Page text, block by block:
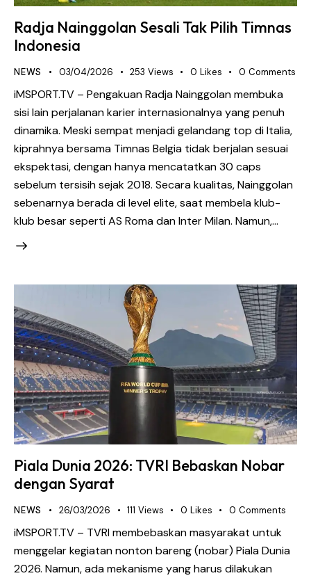
Radja Nainggolan Sesali Tak Pilih Timnas
Indonesia
NEWS 03/04/2026 253 Views 0 Likes 0 Comments
iMSPORT.TV – Pengakuan Radja Nainggolan membuka
sisi lain perjalanan karier internasionalnya yang penuh
dinamika. Meski sempat menjadi gelandang top di Italia,
kiprahnya bersama Timnas Belgia tidak berjalan sesuai
ekspektasi, dengan hanya mencatatkan 30 caps
sebelum tersisih sejak 2018. Secara kualitas, Nainggolan
sebenarnya berada di level elite, saat membela klub-
klub besar seperti AS Roma dan Inter Milan. Namun,…
Piala Dunia 2026: TVRI Bebaskan Nobar
dengan Syarat
NEWS 26/03/2026 111 Views 0 Likes 0 Comments
iMSPORT.TV – TVRI membebaskan masyarakat untuk
menggelar kegiatan nonton bareng (nobar) Piala Dunia
2026. Namun, ada mekanisme yang harus dilakukan